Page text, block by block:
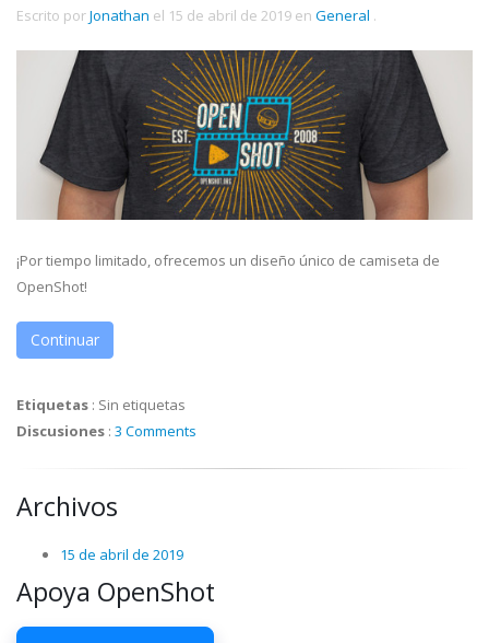
Escrito porJonathan el 15 de abril de 2019 en General .
¡Por tiempo limitado, ofrecemos un diseño único de camiseta de
OpenShot!
Continuar
Etiquetas : Sin etiquetas
Discusiones : 3 Comments
Archivos
15 de abril de 2019
Apoya OpenShot